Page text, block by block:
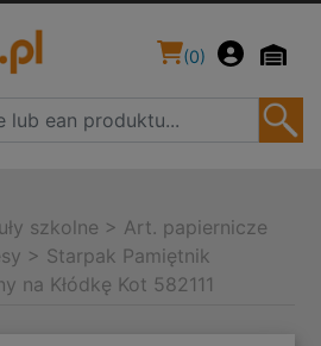
(0)
szkolne > Art. papiernicze
> Starpak Pamiętnik
na Kłódkę Kot 582111